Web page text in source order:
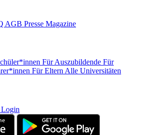
AGB Presse Magazine
Für Auszubildende Für
Für Eltern Alle Universitäten
Login